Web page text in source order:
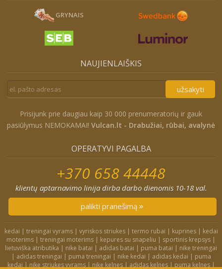
GRYNAIS
NAUJIENLAIŠKIS
užsakyti
Prisijunk prie daugiau kaip 30 000 prenumeratorių ir gauk
pasiūlymus NEMOKAMAI! Vulcan.lt - Drabužiai, rūbai, avalynė
OPERATYVI PAGALBA
+370 658 44448
klientų aptarnavimo linija dirba darbo dienomis 10-18 val.
palikti pranešimą
kedai | treningai vyrams| vyriskos striukes| termo rubai | kuprines| kedai
moterims | treningai moterims | kepures su snapeliu | sportinis krepsys |
lietuviška atributika | nike batai | adidas batai | puma batai | nike treningai
| adidas treningai | puma treningai | nike kedai | adidas kedai | puma
kedai | nike striukes vyrams| nike kelnes| adidas kelnes| puma kelnes|